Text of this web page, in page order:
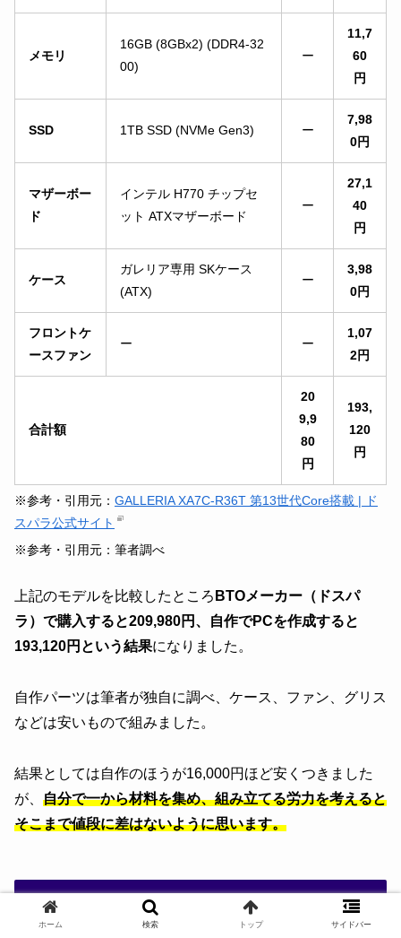
メモリ
16GB (8GBx2) (DDR4-32
00)
ー
11,7
60
円
SSD 1TB SSD (NVMe Gen3) ー
7,98
0円
マザーボー
ド
インテル H770 チップセ
ット ATXマザーボード
ー
27,1
40
円
ケース
ガレリア専用 SKケース
(ATX)
ー
3,98
0円
フロントケ
ースファン
ー ー
1,07
2円
合計額
20
9,9
80
円
193,
120
円
※参考・引用元： GALLERIA XA7C-R36T 第13世代Core搭載 | ド
スパラ公式サイト
※参考・引用元：筆者調べ
上記のモデルを比較したところ BTOメーカー（ドスパ
ラ）で購入すると209,980円、自作でPCを作成すると
193,120円という結果になりました。
自作パーツは筆者が独自に調べ、ケース、ファン、グリス
などは安いもので組みました。
結果としては自作のほうが16,000円ほど安くつきました
が、 自分で一から材料を集め、組み立てる労力を考えると
そこまで値段に差はないように思います。
おすすめのBTOメーカー
ホーム 検索 トップ サイドバー